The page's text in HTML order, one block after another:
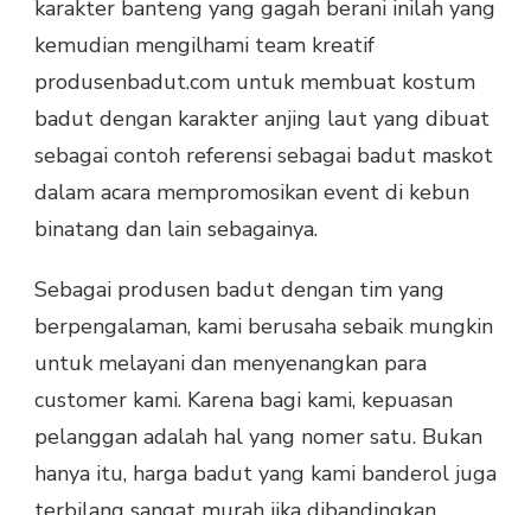
karakter banteng yang gagah berani inilah yang
kemudian mengilhami team kreatif
produsenbadut.com untuk membuat kostum
badut dengan karakter anjing laut yang dibuat
sebagai contoh referensi sebagai badut maskot
dalam acara mempromosikan event di kebun
binatang dan lain sebagainya.
Sebagai produsen badut dengan tim yang
berpengalaman, kami berusaha sebaik mungkin
untuk melayani dan menyenangkan para
customer kami. Karena bagi kami, kepuasan
pelanggan adalah hal yang nomer satu. Bukan
hanya itu, harga badut yang kami banderol juga